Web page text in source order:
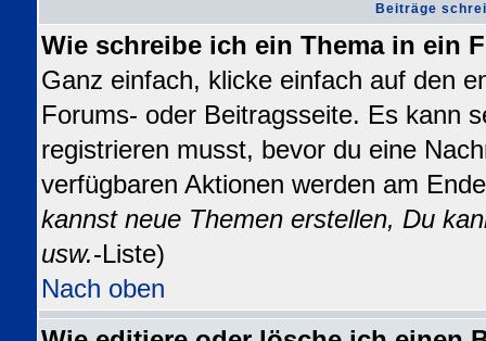
Beiträge
Wie schreibe ich ein Thema in ein
Ganz einfach, klicke einfach auf den
Forums- oder Beitragsseite. Es kann
registrieren musst, bevor du eine
verfügbaren Aktionen werden am
kannst neue Themen erstellen, Du
usw.-Liste)
Nach oben